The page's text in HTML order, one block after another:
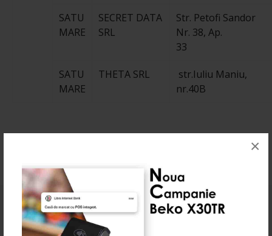
×
SATU
MARE
SECRET DATA
SRL
Str. Petofi Sandor
Nr. 38, Ap.
33
SATU
MARE
THETA SRL
str.Iuliu Maniu,
nr.40B
Abonează-te la newsletter-ul nostru
Aboneaza-te la newsletter si afla de reducerile cu timp